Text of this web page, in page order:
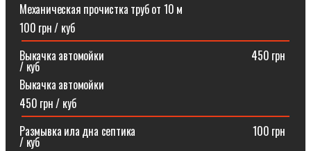
Механическая прочистка труб от 10 м
100 грн / куб
Выкачка автомойки⠀⠀⠀⠀⠀⠀⠀⠀⠀⠀⠀⠀⠀⠀⠀⠀⠀⠀450 грн
/ куб
Выкачка автомойки
450 грн / куб
Размывка ила дна септика ⠀⠀⠀⠀⠀⠀⠀⠀⠀⠀⠀⠀⠀⠀100 грн
/ куб